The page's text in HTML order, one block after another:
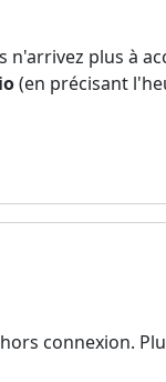
plus à
(en précisant
connexion.